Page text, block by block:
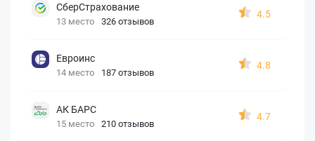
СберСтрахование
13 место 326 отзывов
4.5
Евроинс
14 место 187 отзывов
4.8
АК БАРС
15 место 210 отзывов
4.7